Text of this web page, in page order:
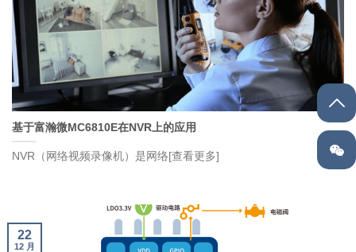
基于富瀚微MC6810E在NVR上的应用
NVR（网络视频录像机）是网络[查看更多]
22
12 月